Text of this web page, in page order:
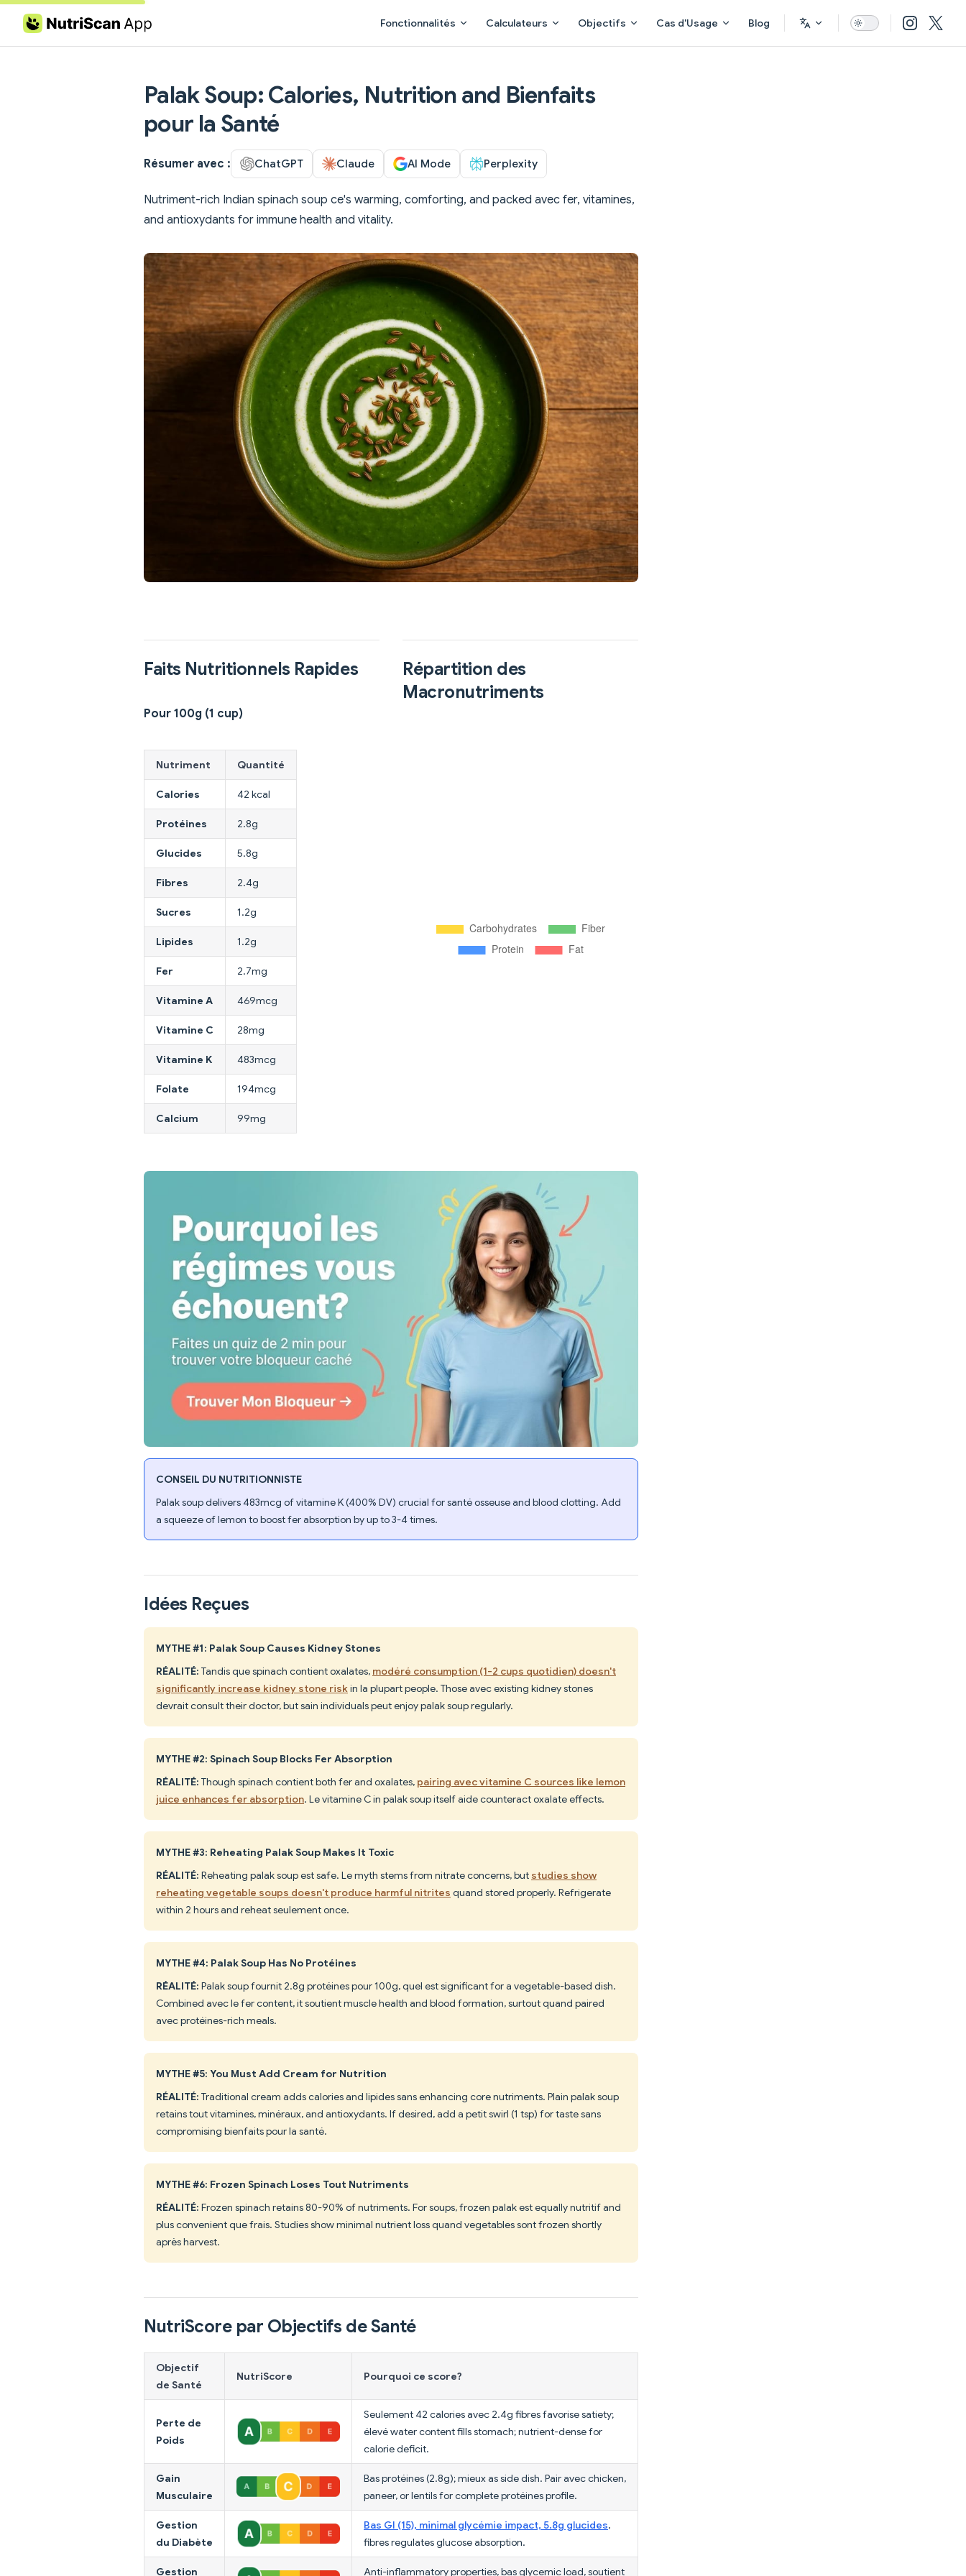
Skip to content Fonctionnalités Calculateurs Objectifs Cas d'Usage Blog
Palak Soup: Calories, Nutrition and Bienfaits
pour la Santé
Résumer avec : ChatGPT Claude AI Mode Perplexity
Nutriment-rich Indian spinach soup ce's warming, comforting, and packed avec fer, vitamines,
and antioxydants for immune health and vitality.
Faits Nutritionnels Rapides
Pour 100g (1 cup)
Nutriment Quantité
Calories 42 kcal
Protéines 2.8g
Glucides 5.8g
Fibres 2.4g
Sucres 1.2g
Lipides 1.2g
Fer 2.7mg
Vitamine A 469mcg
Vitamine C 28mg
Vitamine K 483mcg
Folate 194mcg
Calcium 99mg
Répartition des
Macronutriments
CONSEIL DU NUTRITIONNISTE
Palak soup delivers 483mcg of vitamine K (400% DV) crucial for santé osseuse and blood clotting. Add
a squeeze of lemon to boost fer absorption by up to 3-4 times.
Idées Reçues
MYTHE #1: Palak Soup Causes Kidney Stones
RÉALITÉ: Tandis que spinach contient oxalates, modéré consumption (1-2 cups quotidien) doesn't
significantly increase kidney stone riskin la plupart people. Those avec existing kidney stones
devrait consult their doctor, but sain individuals peut enjoy palak soup regularly.
MYTHE #2: Spinach Soup Blocks Fer Absorption
RÉALITÉ: Though spinach contient both fer and oxalates, pairing avec vitamine C sources like lemon
juice enhances fer absorption. Le vitamine C in palak soup itself aide counteract oxalate effects.
MYTHE #3: Reheating Palak Soup Makes It Toxic
RÉALITÉ: Reheating palak soup est safe. Le myth stems from nitrate concerns, but studies show
reheating vegetable soups doesn't produce harmful nitrites quand stored properly. Refrigerate
within 2 hours and reheat seulement once.
MYTHE #4: Palak Soup Has No Protéines
RÉALITÉ: Palak soup fournit 2.8g protéines pour 100g, quel est significant for a vegetable-based dish.
Combined avec le fer content, it soutient muscle health and blood formation, surtout quand paired
avec protéines-rich meals.
MYTHE #5: You Must Add Cream for Nutrition
RÉALITÉ: Traditional cream adds calories and lipides sans enhancing core nutriments. Plain palak soup
retains tout vitamines, minéraux, and antioxydants. If desired, add a petit swirl (1 tsp) for taste sans
compromising bienfaits pour la santé.
MYTHE #6: Frozen Spinach Loses Tout Nutriments
RÉALITÉ: Frozen spinach retains 80-90% of nutriments. For soups, frozen palak est equally nutritif and
plus convenient que frais. Studies show minimal nutrient loss quand vegetables sont frozen shortly
après harvest.
NutriScore par Objectifs de Santé
Objectif
de Santé
NutriScore Pourquoi ce score?
Perte de
Poids
Seulement 42 calories avec 2.4g fibres favorise satiety;
élevé water content fills stomach; nutrient-dense for
calorie deficit.
Gain
Musculaire
Bas protéines (2.8g); mieux as side dish. Pair avec chicken,
paneer, or lentils for complete protéines profile.
Gestion
du Diabète
Bas GI (15), minimal glycémie impact, 5.8g glucides,
fibres regulates glucose absorption.
Gestion Anti-inflammatory properties, bas glycemic load, soutient